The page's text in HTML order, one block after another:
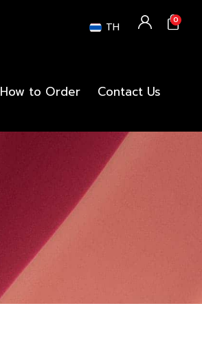
TH
0
How to Order Contact Us